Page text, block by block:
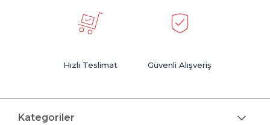
Hızlı Teslimat Güvenli Alışveriş
Kategoriler